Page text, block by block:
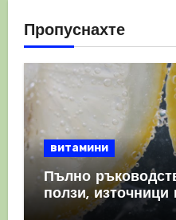
Пропуснахте
витамини
Пълно
ползи,
имунната система